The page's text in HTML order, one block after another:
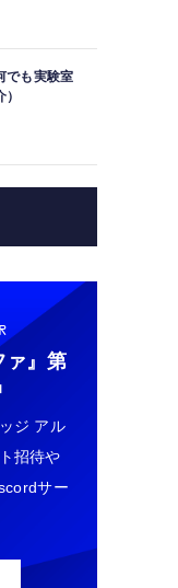
でも実験室
』 第
ジ アル
招待や
サー